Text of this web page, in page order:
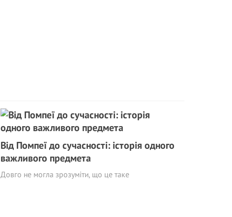
Від Помпеї до сучасності: історія одного
важливого предмета
Довго не могла зрозуміти, що це таке